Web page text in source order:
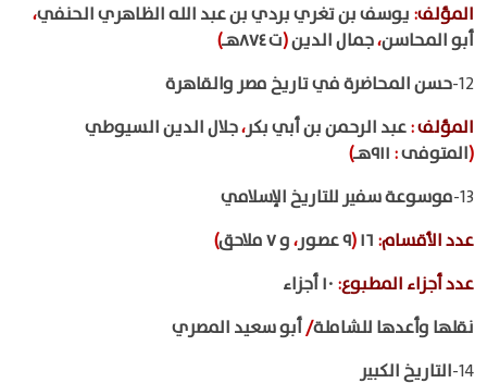
المؤلف: يوسف بن تغري بردي بن عبد الله الظاهري الحنفي،
أبو المحاسن،جمال الدين(ت ٨٧٤هـ
)
12- حسن المحاضرة في تاريخ مصر والقاهرة
المؤلف:عبد الرحمن بن أبي بكر،جلال الدين السيوطي
(المتوفى:
)
13- موسوعة سفير للتاريخ الإسلامي
عدد الأقسام:
(٩ عصور ،و ٧ ملاحق
)
عدد أجزاء المطبوع:
نقلها وأعدها للشاملة/أبو سعيد المصري
14- التاريخ الكبير